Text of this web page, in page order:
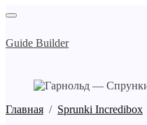
Guide Builder
Главная / Sprunki Incredibox